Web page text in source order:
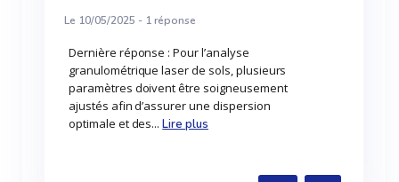
Le 10/05/2025 - 1réponse
Dernière réponse : Pour l’analyse
granulométrique laser de sols, plusieurs
paramètres doivent être soigneusement
ajustés afin d’assurer une dispersion
optimale et des...Lire plus